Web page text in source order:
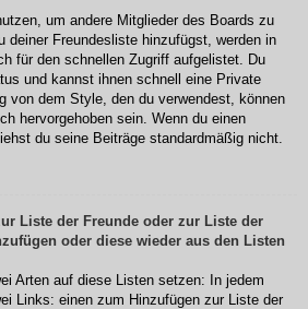
um andere Mitglieder des Boards zu
deiner Freundesliste hinzufügst, werden in
für den schnellen Zugriff aufgelistet. Du
und kannst ihnen schnell eine Private
von dem Style, den du verwendest, können
hervorgehoben sein. Wenn du einen
du seine Beiträge standardmäßig nicht.
Liste der Freunde oder zur Liste der
oder diese wieder aus den Listen
Arten auf diese Listen setzen: In jedem
Links: einen zum Hinzufügen zur Liste der